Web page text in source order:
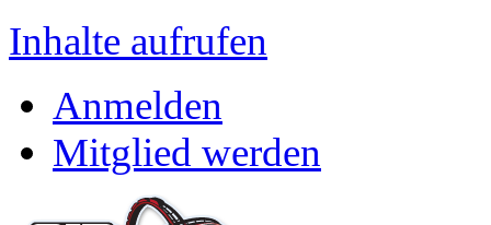
Inhalte aufrufen
Anmelden
Mitglied werden